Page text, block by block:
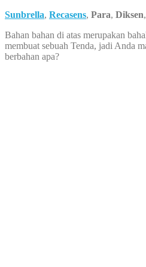
Sunbrella, Recasens, Para, Diksen,
Bahan bahan di atas merupakan
membuat sebuah Tenda, jadi Anda
berbahan apa?